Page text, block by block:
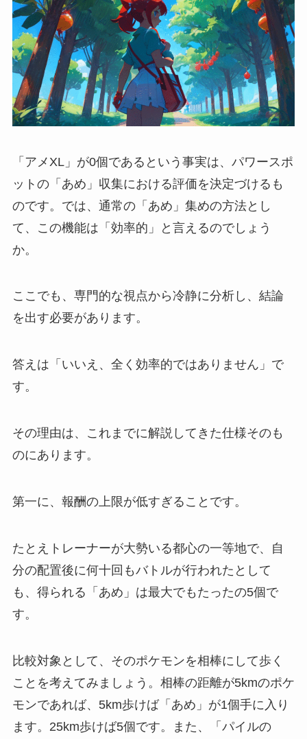
「アメXL」が0個であるという事実は、パワースポ
ットの「あめ」収集における評価を決定づけるも
のです。では、通常の「あめ」集めの方法とし
て、この機能は「効率的」と言えるのでしょう
か。
ここでも、専門的な視点から冷静に分析し、結論
を出す必要があります。
答えは「いいえ、全く効率的ではありません」で
す。
その理由は、これまでに解説してきた仕様そのも
のにあります。
第一に、報酬の上限が低すぎることです。
たとえトレーナーが大勢いる都心の一等地で、自
分の配置後に何十回もバトルが行われたとして
も、得られる「あめ」は最大でもたったの5個で
す。
比較対象として、そのポケモンを相棒にして歩く
ことを考えてみましょう。相棒の距離が5kmのポケ
モンであれば、5km歩けば「あめ」が1個手に入り
ます。25km歩けば5個です。また、「パイルの